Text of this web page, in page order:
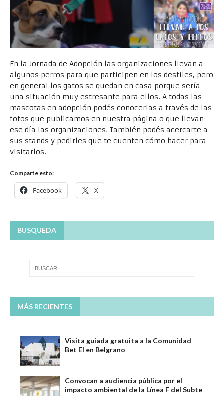
En la Jornada de Adopción las organizaciones llevan a
algunos perros para que participen en los desfiles, pero
en general los gatos se quedan en casa porque sería
una situación muy estresante para ellos. A todas las
mascotas en adopción podés conocerlas a través de las
fotos que publicamos en nuestra página o que llevan
ese día las organizaciones. También podés acercarte a
sus stands y pedirles que te cuenten cómo hacer para
visitarlos.
Comparte esto:
Facebook X
BUSQUEDA
MÁS RECIENTES
Visita guiada gratuita a la Comunidad
Bet El en Belgrano
Convocan a audiencia pública por el
impacto ambiental de la Línea F del Subte